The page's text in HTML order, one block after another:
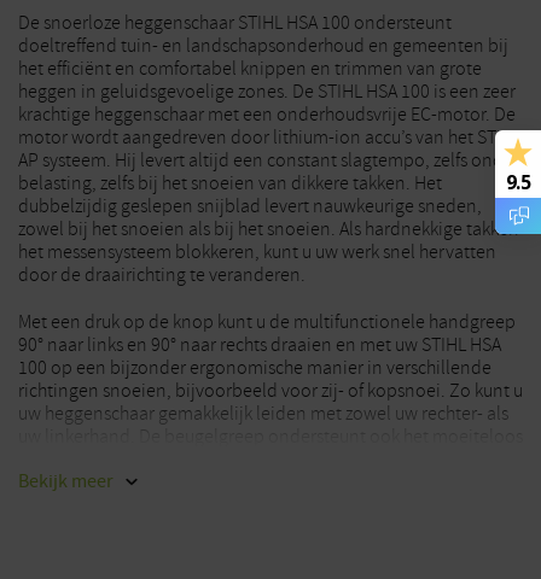
De snoerloze heggenschaar STIHL HSA 100 ondersteunt
doeltreffend tuin- en landschapsonderhoud en gemeenten bij
het efficiënt en comfortabel knippen en trimmen van grote
heggen in geluidsgevoelige zones. De STIHL HSA 100 is een zeer
krachtige heggenschaar met een onderhoudsvrije EC-motor. De
motor wordt aangedreven door lithium-ion accu’s van het STIHL
AP systeem. Hij levert altijd een constant slagtempo, zelfs onder
belasting, zelfs bij het snoeien van dikkere takken. Het
dubbelzijdig geslepen snijblad levert nauwkeurige sneden,
zowel bij het snoeien als bij het snoeien. Als hardnekkige takken
het messensysteem blokkeren, kunt u uw werk snel hervatten
door de draairichting te veranderen.
Met een druk op de knop kunt u de multifunctionele handgreep
90° naar links en 90° naar rechts draaien en met uw STIHL HSA
100 op een bijzonder ergonomische manier in verschillende
richtingen snoeien, bijvoorbeeld voor zij- of kopsnoei. Zo kunt u
uw heggenschaar gemakkelijk leiden met zowel uw rechter- als
vermindert de motortrillingen en beschermt zo uw spieren en
Bekijk meer
9.5